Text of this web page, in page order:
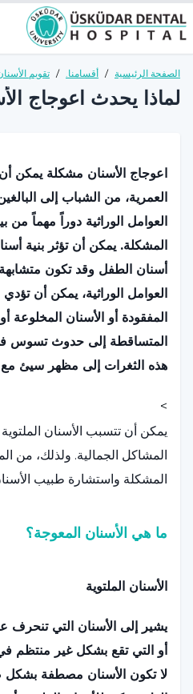
الصفحة الرئيسية / أقسامنا. / تقويم
لماذا يحدث اعوجاج
اعوجاج الأسنان مشكلة يمكن
العمرية، من الشباب إلى
العوامل الوراثية دوراً مهماً من
المشكلة. يمكن أن تؤثر بنية
أسنان الطفل وقد تكون
العوامل الوراثية، يمكن أن
المفقودة أو الأسنان المخلوعة
المتساقطة إلى حدوث تسوس
هذه الثغرات إلى مظهر سيئ
>
يمكن أن تتسبب الأسنان
المشاكل الجمالية. ولذلك، من
المشكلة واستشارة طبيب
ما هي الأسنان المعوجة؟
الأسنان الملتوية
يشير إلى الأسنان التي تنحرف
أو التي تقع بشكل غير منتظم
لا تكون الأسنان مصطفة بشكل